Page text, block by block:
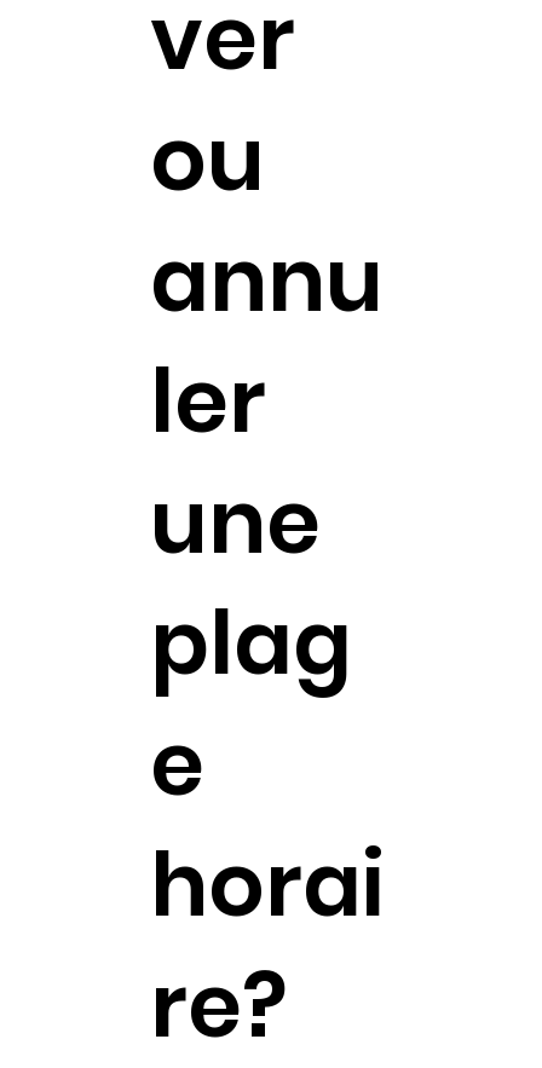
ver
ou
annu
ler
une
plag
e
horai
re?